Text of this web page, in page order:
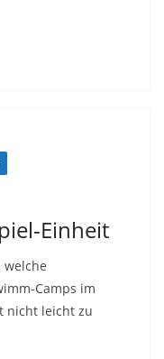
Einheit
Camps im
nicht leicht zu